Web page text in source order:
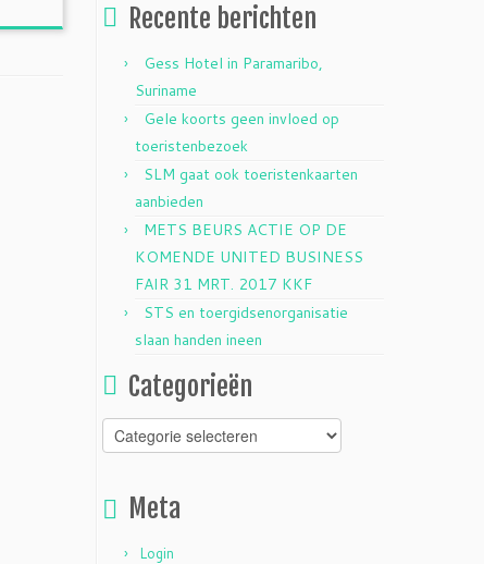
Recente berichten
Gess Hotel in Paramaribo,
Suriname
Gele koorts geen invloed op
toeristenbezoek
SLM gaat ook toeristenkaarten
aanbieden
METS BEURS ACTIE OP DE
KOMENDE UNITED BUSINESS
FAIR 31 MRT. 2017 KKF
STS en toergidsenorganisatie
slaan handen ineen
Categorieën
Categorieën
Meta
Login